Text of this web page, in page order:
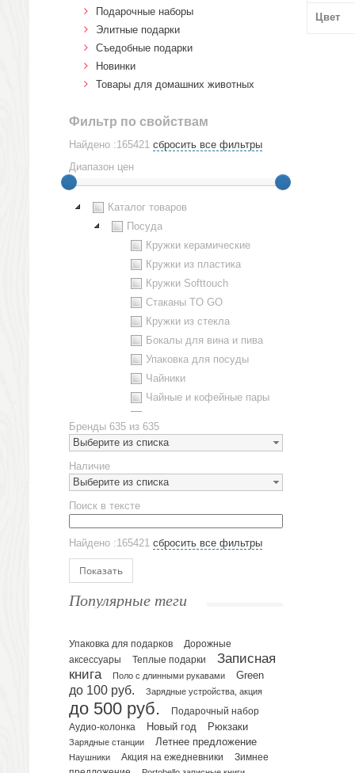
Цвет
Подарочные наборы
Элитные подарки
Cъедобные подарки
Новинки
Товары для домашних животных
Фильтр по свойствам
Найдено :165421 сбросить все фильтры
Диапазон цен
Каталог товаров
Посуда
Кружки керамические
Кружки из пластика
Кружки Softtouch
Стаканы TO GO
Кружки из стекла
Бокалы для вина и пива
Упаковка для посуды
Чайники
Чайные и кофейные пары
Наборы посуды
Предметы сервировки
Стаканы
Эко кружки
ЕВРОПОСУДА
Аксессуары
Ежедневники и блокноты
Датированные ежедневники
Планинги и телефонные книжки
Планинги датированные
Планинги недатированные
Еженедельники
Органайзер на ежедневник
Сумки и Рюкзаки
Бренды 635 из 635
Выберите из списка
Наличие
Выберите из списка
Поиск в тексте
Найдено :165421 сбросить все фильтры
Показать
Популярные теги
Упаковка для подарков
Дорожные
аксессуары
Теплые подарки
Записная
книга
Поло с длинными рукавами Green
до 100 руб. Зарядные устройства, акция
до 500 руб. Подарочный набор
Аудио-колонка Новый год Рюкзаки
Зарядные станции Летнее предложение
Наушники Акция на ежедневники
Зимнее